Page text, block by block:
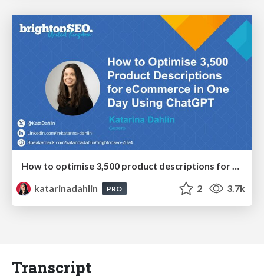
katarinadahlin
PRO 2 3.7k
Transcript